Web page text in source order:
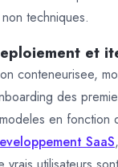
techniques.
et
conteneurisee,
des
en fonction
SaaS